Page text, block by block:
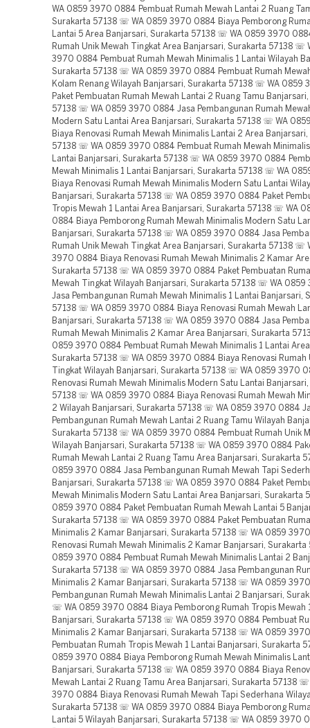
WA 0859 3970 0884 Pembuat Rumah Mewah Lantai 2 Ruang
Surakarta 57138 ☏ WA 0859 3970 0884 Biaya Pemborong
Lantai 5 Area Banjarsari, Surakarta 57138 ☏ WA 0859 3970
Rumah Unik Mewah Tingkat Area Banjarsari, Surakarta 57138 ☏
3970 0884 Pembuat Rumah Mewah Minimalis 1 Lantai Wilayah
Surakarta 57138 ☏ WA 0859 3970 0884 Pembuat Rumah
Kolam Renang Wilayah Banjarsari, Surakarta 57138 ☏ WA 0859
Paket Pembuatan Rumah Mewah Lantai 2 Ruang Tamu
57138 ☏ WA 0859 3970 0884 Jasa Pembangunan Rumah
Modern Satu Lantai Area Banjarsari, Surakarta 57138 ☏ WA
Biaya Renovasi Rumah Mewah Minimalis Lantai 2 Area
57138 ☏ WA 0859 3970 0884 Pembuat Rumah Mewah
Lantai Banjarsari, Surakarta 57138 ☏ WA 0859 3970 0884
Mewah Minimalis 1 Lantai Banjarsari, Surakarta 57138 ☏ WA
Biaya Renovasi Rumah Mewah Minimalis Modern Satu Lantai
Banjarsari, Surakarta 57138 ☏ WA 0859 3970 0884 Paket
Tropis Mewah 1 Lantai Area Banjarsari, Surakarta 57138 ☏ WA
0884 Biaya Pemborong Rumah Mewah Minimalis Modern Satu
Banjarsari, Surakarta 57138 ☏ WA 0859 3970 0884 Jasa
Rumah Unik Mewah Tingkat Area Banjarsari, Surakarta 57138 ☏
3970 0884 Biaya Renovasi Rumah Mewah Minimalis 2 Kamar
Surakarta 57138 ☏ WA 0859 3970 0884 Paket Pembuatan
Mewah Tingkat Wilayah Banjarsari, Surakarta 57138 ☏ WA
Jasa Pembangunan Rumah Mewah Minimalis 1 Lantai Banjarsari,
57138 ☏ WA 0859 3970 0884 Biaya Renovasi Rumah Mewah
Banjarsari, Surakarta 57138 ☏ WA 0859 3970 0884 Jasa
Rumah Mewah Minimalis 2 Kamar Area Banjarsari, Surakarta
0859 3970 0884 Pembuat Rumah Mewah Minimalis 1 Lantai
Surakarta 57138 ☏ WA 0859 3970 0884 Biaya Renovasi Rumah
Tingkat Wilayah Banjarsari, Surakarta 57138 ☏ WA 0859 3970
Renovasi Rumah Mewah Minimalis Modern Satu Lantai
57138 ☏ WA 0859 3970 0884 Biaya Renovasi Rumah Mewah
2 Wilayah Banjarsari, Surakarta 57138 ☏ WA 0859 3970 0884
Pembangunan Rumah Mewah Lantai 2 Ruang Tamu Wilayah
Surakarta 57138 ☏ WA 0859 3970 0884 Pembuat Rumah Unik
Wilayah Banjarsari, Surakarta 57138 ☏ WA 0859 3970 0884
Rumah Mewah Lantai 2 Ruang Tamu Area Banjarsari, Surakarta
0859 3970 0884 Jasa Pembangunan Rumah Mewah Tapi
Banjarsari, Surakarta 57138 ☏ WA 0859 3970 0884 Paket
Mewah Minimalis Modern Satu Lantai Area Banjarsari, Surakarta
0859 3970 0884 Paket Pembuatan Rumah Mewah Lantai 5
Surakarta 57138 ☏ WA 0859 3970 0884 Paket Pembuatan
Minimalis 2 Kamar Banjarsari, Surakarta 57138 ☏ WA 0859
Renovasi Rumah Mewah Minimalis 2 Kamar Banjarsari,
0859 3970 0884 Pembuat Rumah Mewah Minimalis Lantai 2
Surakarta 57138 ☏ WA 0859 3970 0884 Jasa Pembangunan
Minimalis 2 Kamar Banjarsari, Surakarta 57138 ☏ WA 0859
Pembangunan Rumah Mewah Minimalis Lantai 2 Banjarsari,
☏ WA 0859 3970 0884 Biaya Pemborong Rumah Tropis Mewah
Banjarsari, Surakarta 57138 ☏ WA 0859 3970 0884 Pembuat
Minimalis 2 Kamar Banjarsari, Surakarta 57138 ☏ WA 0859
Pembuatan Rumah Tropis Mewah 1 Lantai Banjarsari, Surakarta
0859 3970 0884 Biaya Pemborong Rumah Mewah Minimalis
Banjarsari, Surakarta 57138 ☏ WA 0859 3970 0884 Biaya
Mewah Lantai 2 Ruang Tamu Area Banjarsari, Surakarta 57138
3970 0884 Biaya Renovasi Rumah Mewah Tapi Sederhana
Surakarta 57138 ☏ WA 0859 3970 0884 Biaya Pemborong
Lantai 5 Wilayah Banjarsari, Surakarta 57138 ☏ WA 0859 3970